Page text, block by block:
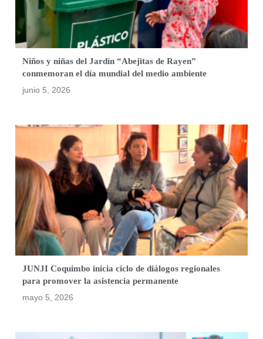
Niños y niñas del Jardín “Abejitas de Rayen”
conmemoran el día mundial del medio ambiente
junio 5, 2026
JUNJI Coquimbo inicia ciclo de diálogos regionales
para promover la asistencia permanente
mayo 5, 2026